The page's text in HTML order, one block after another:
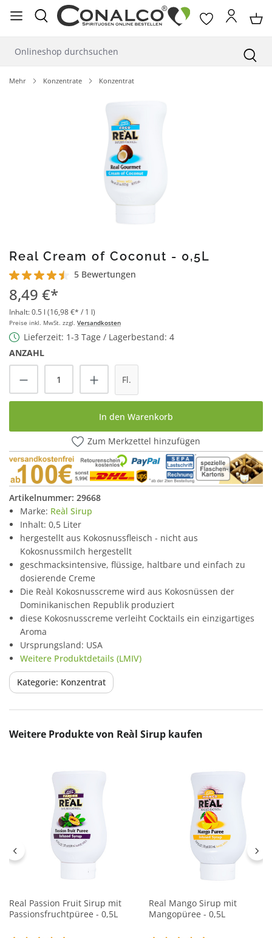
springen
Mehr Konzentrate Konzentrat
Bildergalerie überspringen
Real Cream of Coconut - 0,5L
Durchschnittliche Bewertung von 4.4 von 5 Sternen
5 Bewertungen
8,49 €*
Inhalt:0.5 l (16,98 €* / 1 l)
Preise inkl. MwSt. zzgl. Versandkosten
Lieferzeit: 1-3 Tage / Lagerbestand: 4
ANZAHL
Produkt Anzahl: Gib den gewünschten
Fl.
In den Warenkorb
Zum Merkzettel hinzufügen
Artikelnummer: 29668
Marke: Reàl Sirup
Inhalt: 0,5 Liter
hergestellt aus Kokosnussfleisch - nicht aus
Kokosnussmilch hergestellt
geschmacksintensive, flüssige, haltbare und einfach zu
dosierende Creme
Die Reàl Kokosnusscreme wird aus Kokosnüssen der
Dominikanischen Republik produziert
diese Kokosnusscreme verleiht Cocktails ein einzigartiges
Aroma
Ursprungsland: USA
Weitere Produktdetails (LMIV)
Kategorie: Konzentrat
Produktgalerie überspringen
Weitere Produkte von Reàl Sirup kaufen
Real Passion Fruit Sirup mit
Passionsfruchtpüree - 0,5L
Real Mango Sirup mit
Mangopüree - 0,5L